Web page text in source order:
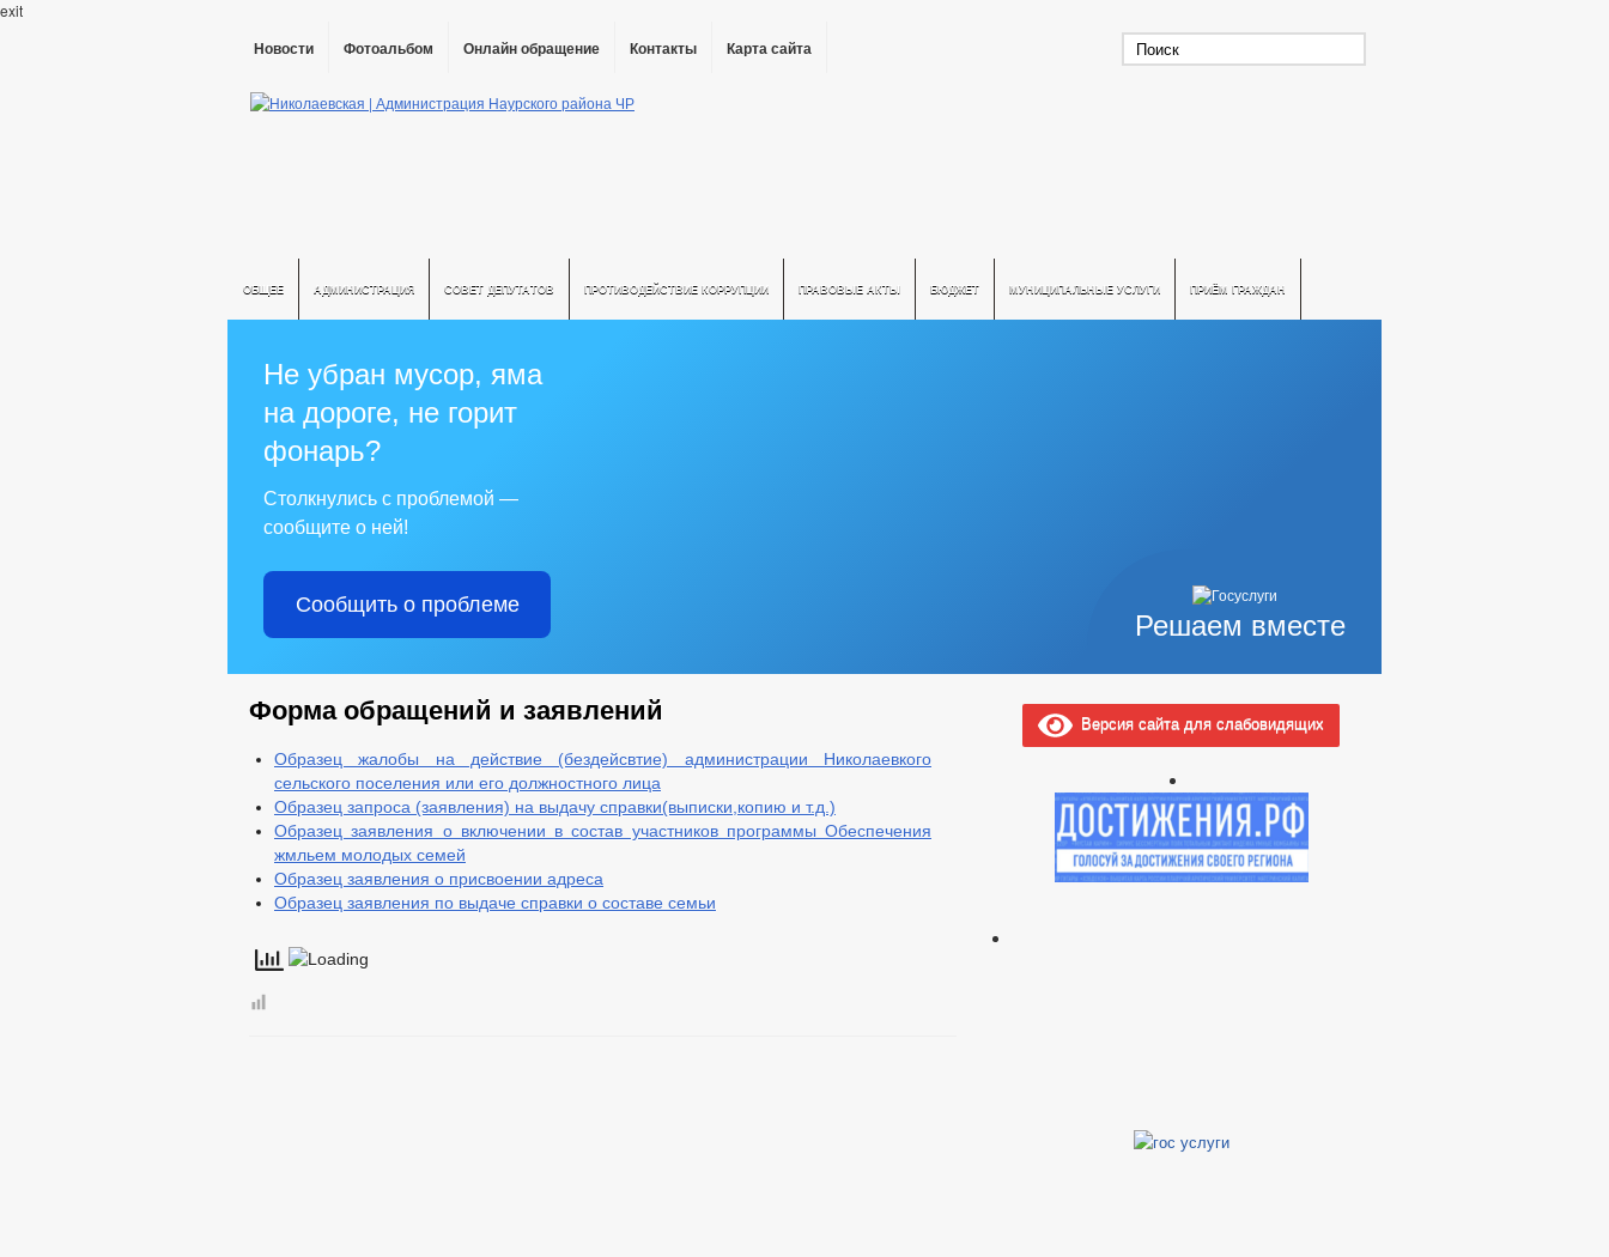
exit
Новости Фотоальбом Онлайн обращение Контакты Карта сайта
ОБЩЕЕ АДМИНИСТРАЦИЯ СОВЕТ ДЕПУТАТОВ ПРОТИВОДЕЙСТВИЕ КОРРУПЦИИ ПРАВОВЫЕ АКТЫ БЮДЖЕТ МУНИЦИПАЛЬНЫЕ УСЛУГИ ПРИЁМ ГРАЖДАН
Решаем вместе
Не убран мусор, яма
на дороге, не горит
фонарь?
Столкнулись с проблемой —
сообщите о ней!
Сообщить о проблеме
Форма обращений и заявлений
Образец жалобы на действие (бездейсвтие) администрации Николаевкого
сельского поселения или его должностного лица
Образец запроса (заявления) на выдачу справки(выписки,копию и т.д.)
Образец заявления о включении в состав участников программы Обеспечения
жмльем молодых семей
Образец заявления о присвоении адреса
Образец заявления по выдаче справки о составе семьи
Версия сайта для слабовидящих